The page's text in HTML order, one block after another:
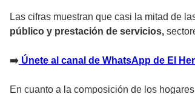
Las cifras muestran que casi la mitad de
público y prestación de servicios,
➡️ Únete al canal de WhatsApp de El
En cuanto a la composición de los